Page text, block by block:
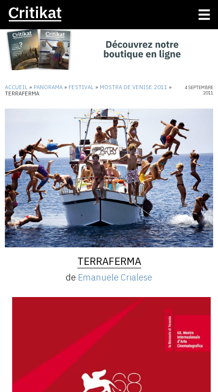
ACCUEIL » PANORAMA » FESTIVAL » MOSTRA DE VENISE 2011 »
TERRAFERMA
4 SEPTEMBRE
2011
TERRAFERMA
de Emanuele Crialese